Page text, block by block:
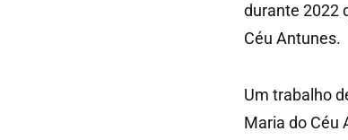
durante 2022
Céu Antunes.
Um trabalho
Maria do Céu